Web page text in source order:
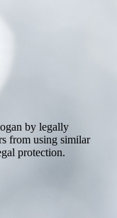
by legally
from using similar
protection.